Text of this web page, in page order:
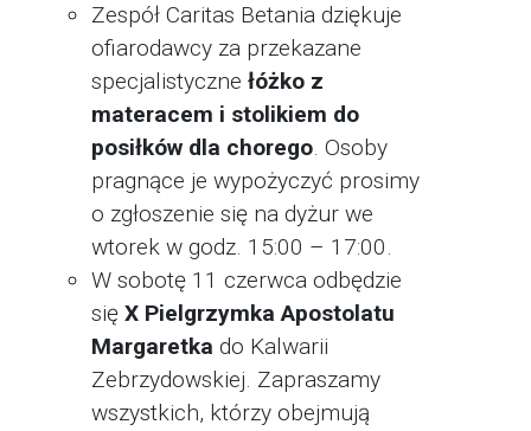
Zespół Caritas Betania dziękuje
ofiarodawcy za przekazane
specjalistyczne łóżko z
materacem i stolikiem do
posiłków dla chorego. Osoby
pragnące je wypożyczyć prosimy
o zgłoszenie się na dyżur we
wtorek w godz. 15:00 – 17:00.
W sobotę 11 czerwca odbędzie
się X Pielgrzymka Apostolatu
Margaretka do Kalwarii
Zebrzydowskiej. Zapraszamy
wszystkich, którzy obejmują